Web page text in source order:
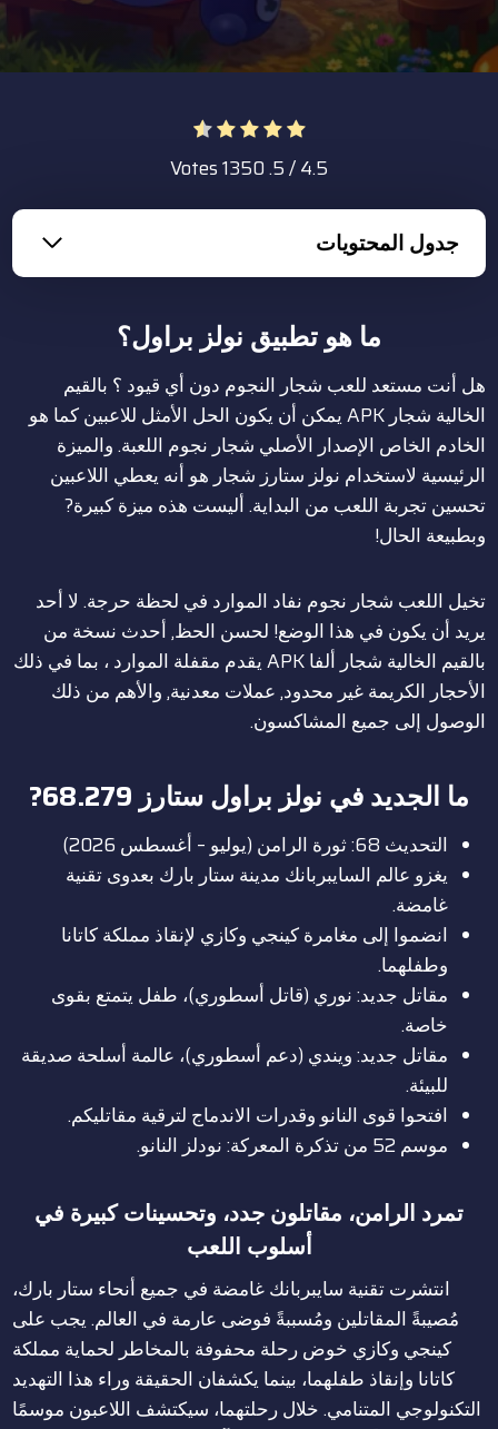
4.5
/ 5. Votes
1350
جدول المحتويات
ما هو تطبيق نولز براول؟
هل أنت مستعد للعب شجار النجوم دون أي قيود ؟ بالقيم
الخالية شجار APK يمكن أن يكون الحل الأمثل للاعبين كما هو
الخادم الخاص الإصدار الأصلي شجار نجوم اللعبة. والميزة
الرئيسية لاستخدام نولز ستارز شجار هو أنه يعطي اللاعبين
تحسين تجربة اللعب من البداية. أليست هذه ميزة كبيرة?
وبطبيعة الحال!
تخيل اللعب شجار نجوم نفاد الموارد في لحظة حرجة. لا أحد
يريد أن يكون في هذا الوضع! لحسن الحظ, أحدث نسخة من
بالقيم الخالية شجار ألفا APK يقدم مقفلة الموارد ، بما في ذلك
الأحجار الكريمة غير محدود, عملات معدنية, والأهم من ذلك
الوصول إلى جميع المشاكسون.
ما الجديد في نولز براول ستارز 68.279?
التحديث 68: ثورة الرامن (يوليو – أغسطس 2026)
يغزو عالم السايبربانك مدينة ستار بارك بعدوى تقنية
غامضة.
انضموا إلى مغامرة كينجي وكازي لإنقاذ مملكة كاتانا
وطفلهما.
مقاتل جديد: نوري (قاتل أسطوري)، طفل يتمتع بقوى
خاصة.
مقاتل جديد: ويندي (دعم أسطوري)، عالمة أسلحة صديقة
للبيئة.
افتحوا قوى النانو وقدرات الاندماج لترقية مقاتليكم.
موسم 52 من تذكرة المعركة: نودلز النانو.
تمرد الرامن، مقاتلون جدد، وتحسينات كبيرة في
أسلوب اللعب
انتشرت تقنية سايبربانك غامضة في جميع أنحاء ستار بارك،
مُصيبةً المقاتلين ومُسببةً فوضى عارمة في العالم. يجب على
كينجي وكازي خوض رحلة محفوفة بالمخاطر لحماية مملكة
كاتانا وإنقاذ طفلهما، بينما يكشفان الحقيقة وراء هذا التهديد
التكنولوجي المتنامي. خلال رحلتهما، سيكتشف اللاعبون موسمًا